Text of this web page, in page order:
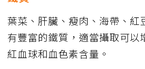
葉菜、肝臟、瘦肉、海帶、紅
有豐富的鐵質，適當攝取可以
紅血球和血色素含量。